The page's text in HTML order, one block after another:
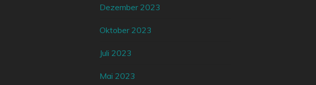
Dezember 2023
Oktober 2023
Juli 2023
Mai 2023